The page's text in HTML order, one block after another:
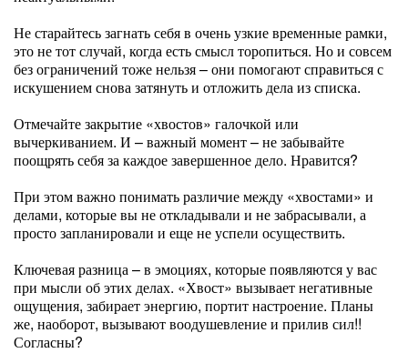
Не старайтесь загнать себя в очень узкие временные рамки,
это не тот случай, когда есть смысл торопиться. Но и совсем
без ограничений тоже нельзя – они помогают справиться с
искушением снова затянуть и отложить дела из списка.
Отмечайте закрытие «хвостов» галочкой или
вычеркиванием. И – важный момент – не забывайте
поощрять себя за каждое завершенное дело. Нравится?
При этом важно понимать различие между «хвостами» и
делами, которые вы не откладывали и не забрасывали, а
просто запланировали и еще не успели осуществить.
Ключевая разница – в эмоциях, которые появляются у вас
при мысли об этих делах. «Хвост» вызывает негативные
ощущения, забирает энергию, портит настроение. Планы
же, наоборот, вызывают воодушевление и прилив сил!!
Согласны?